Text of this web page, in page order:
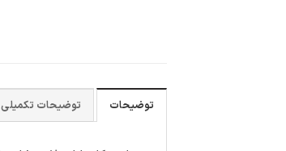
توضیحات توضیحات تکمیلی